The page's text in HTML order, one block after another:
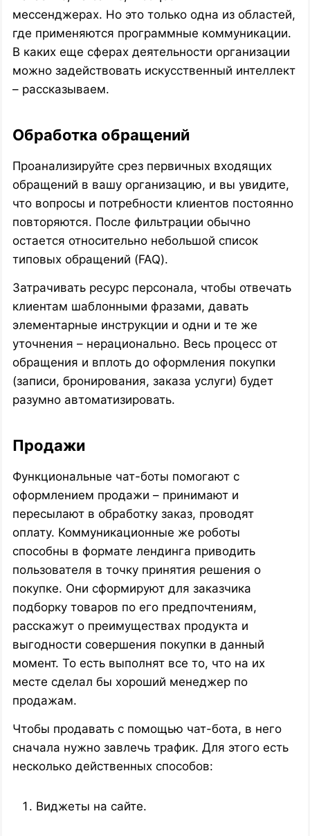
мессенджерах. Но это только одна из областей,
где применяются программные коммуникации.
В каких еще сферах деятельности организации
можно задействовать искусственный интеллект
– рассказываем.
Обработка обращений
Проанализируйте срез первичных входящих
обращений в вашу организацию, и вы увидите,
что вопросы и потребности клиентов постоянно
повторяются. После фильтрации обычно
остается относительно небольшой список
типовых обращений (FAQ).
Затрачивать ресурс персонала, чтобы отвечать
клиентам шаблонными фразами, давать
элементарные инструкции и одни и те же
уточнения – нерационально. Весь процесс от
обращения и вплоть до оформления покупки
(записи, бронирования, заказа услуги) будет
разумно автоматизировать.
Продажи
Функциональные чат-боты помогают с
оформлением продажи – принимают и
пересылают в обработку заказ, проводят
оплату. Коммуникационные же роботы
способны в формате лендинга приводить
пользователя в точку принятия решения о
покупке. Они сформируют для заказчика
подборку товаров по его предпочтениям,
расскажут о преимуществах продукта и
выгодности совершения покупки в данный
момент. То есть выполнят все то, что на их
месте сделал бы хороший менеджер по
продажам.
Чтобы продавать с помощью чат-бота, в него
сначала нужно завлечь трафик. Для этого есть
несколько действенных способов:
Виджеты на сайте.